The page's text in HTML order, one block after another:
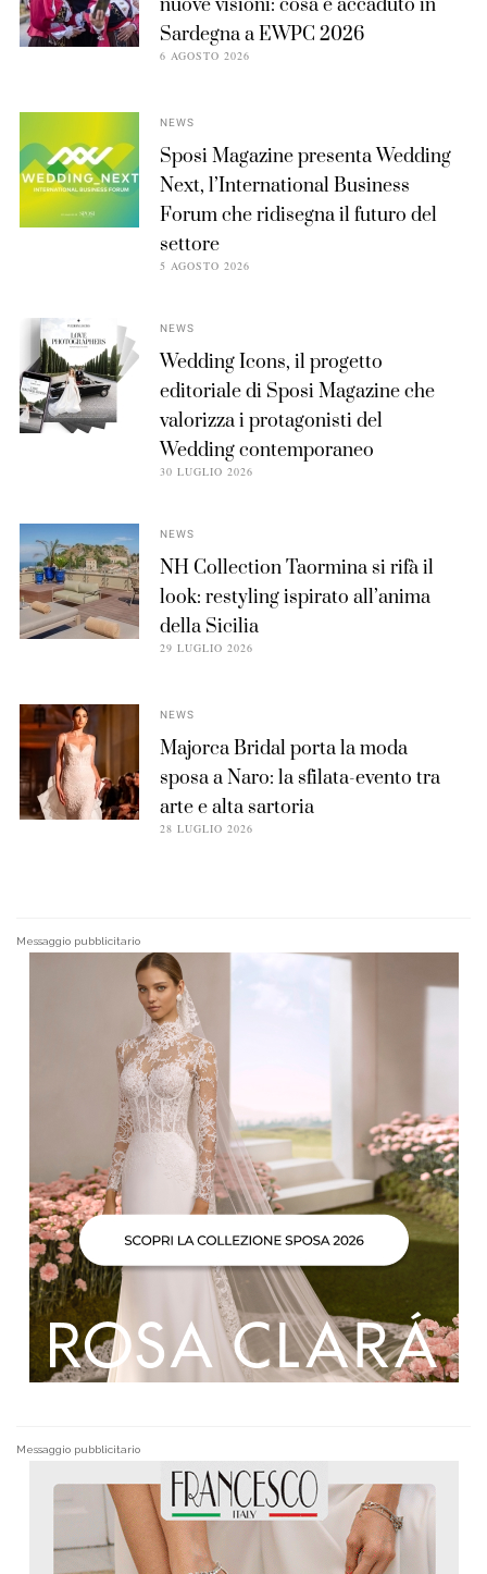
nuove visioni: cosa è accaduto in
Sardegna a EWPC 2026
6 AGOSTO 2026
NEWS
Sposi Magazine presenta Wedding
Next, l’International Business
Forum che ridisegna il futuro del
settore
5 AGOSTO 2026
NEWS
Wedding Icons, il progetto
editoriale di Sposi Magazine che
valorizza i protagonisti del
Wedding contemporaneo
30 LUGLIO 2026
NEWS
NH Collection Taormina si rifà il
look: restyling ispirato all’anima
della Sicilia
29 LUGLIO 2026
NEWS
Majorca Bridal porta la moda
sposa a Naro: la sfilata-evento tra
arte e alta sartoria
28 LUGLIO 2026
Messaggio pubblicitario
Messaggio pubblicitario